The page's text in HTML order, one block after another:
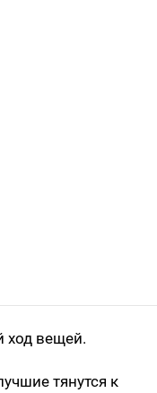
ход вещей.
тянутся к